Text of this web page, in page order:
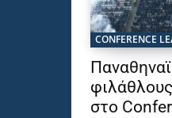
CONFERENCE
στο